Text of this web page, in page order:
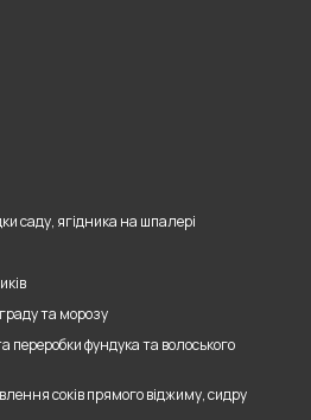
саду, ягідника на шпалері
граду та морозу
переробки фундука та волоського
соків прямого віджиму, сидру